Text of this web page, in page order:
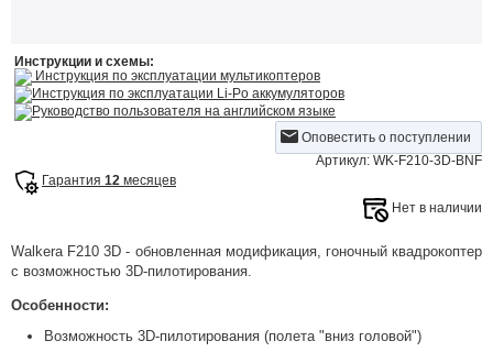
Инструкции и схемы:
Инструкция по эксплуатации мультикоптеров
Инструкция по эксплуатации Li-Po аккумуляторов
Руководство пользователя на английском языке
Оповестить о поступлении
Артикул: WK-F210-3D-BNF
Гарантия 12 месяцев
Нет в наличии
Walkera F210 3D - обновленная модификация, гоночный квадрокоптер
с возможностью 3D-пилотирования.
Особенности:
Возможность 3D-пилотирования (полета "вниз головой")